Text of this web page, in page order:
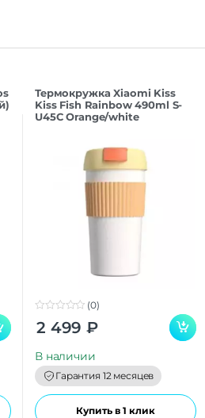
Термокружка Xiaomi Kiss
Kiss Fish Rainbow 490ml S-
U45C Orange/white
o
o
(0)
2 499 ₽
В наличии
Гарантия 12 месяцев
Купить в 1 клик